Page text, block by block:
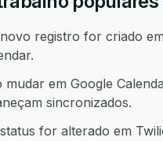
registro for criado
em Google
sincronizados.
for alterado em